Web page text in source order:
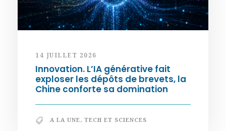
14 JUILLET 2026
Innovation. L’IA générative fait
exploser les dépôts de brevets, la
Chine conforte sa domination
A LA UNE, TECH ET SCIENCES